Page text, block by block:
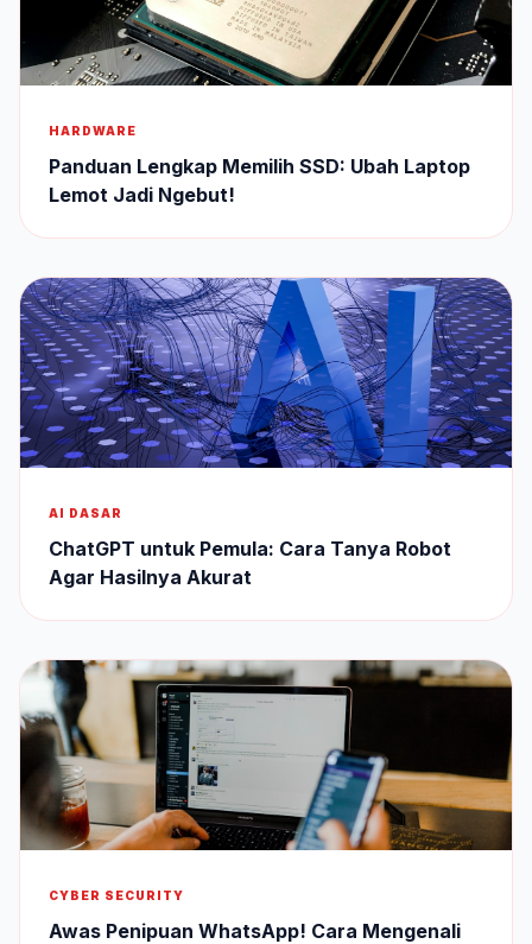
HARDWARE
Panduan Lengkap Memilih SSD: Ubah Laptop
Lemot Jadi Ngebut!
AI DASAR
ChatGPT untuk Pemula: Cara Tanya Robot
Agar Hasilnya Akurat
CYBER SECURITY
Awas Penipuan WhatsApp! Cara Mengenali